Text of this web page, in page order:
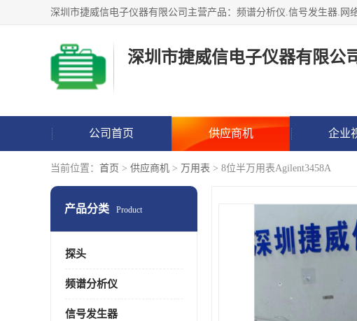
深圳市捷威信电子仪器有限公
公司首页 供应商机 企业
当前位置： 首页 > 供应商机 > 万用表 > 8位半万用表Agilent3458A
产品分类 Product
探头
频谱分析仪
信号发生器